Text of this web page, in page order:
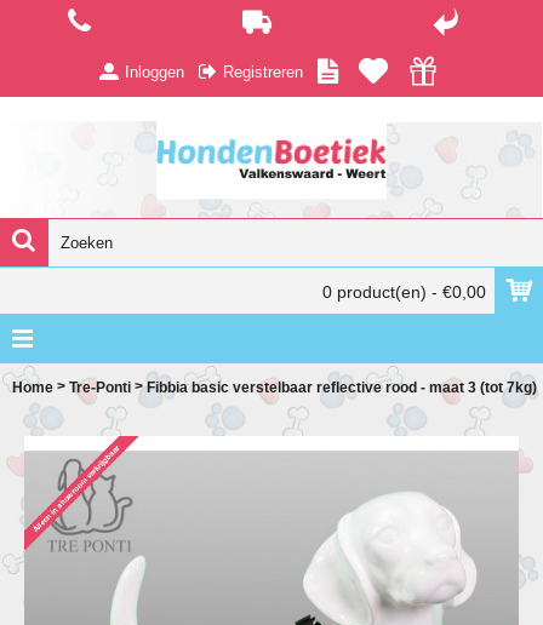
Inloggen Registreren
0 product(en) - €0,00
Home > Tre-Ponti >Fibbia basic verstelbaar reflective rood - maat 3 (tot 7kg)